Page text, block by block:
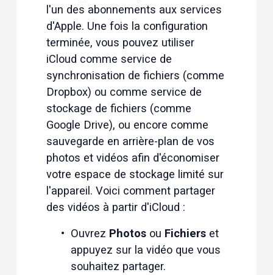
l'un des abonnements aux services
d'Apple. Une fois la configuration
terminée, vous pouvez utiliser
iCloud comme service de
synchronisation de fichiers (comme
Dropbox) ou comme service de
stockage de fichiers (comme
Google Drive), ou encore comme
sauvegarde en arrière-plan de vos
photos et vidéos afin d'économiser
votre espace de stockage limité sur
l'appareil. Voici comment partager
des vidéos à partir d'iCloud :
Ouvrez Photos ou Fichiers et
appuyez sur la vidéo que vous
souhaitez partager.